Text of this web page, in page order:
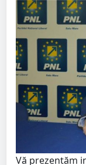
Vă prezentăm